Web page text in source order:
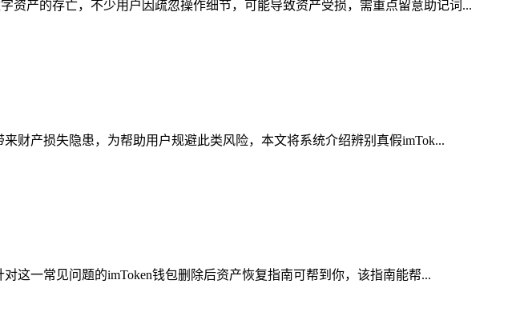
资产的存亡，不少用户因疏忽操作细节，可能导致资产受损，需重点留意助记词...
财产损失隐患，为帮助用户规避此类风险，本文将系统介绍辨别真假imTok...
这一常见问题的imToken钱包删除后资产恢复指南可帮到你，该指南能帮...